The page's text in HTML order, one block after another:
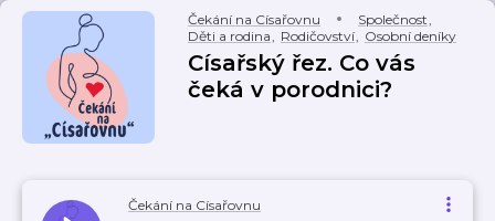
Čekání na Císařovnu Společnost,
Děti a rodina, Rodičovství, Osobní deníky
Císařský řez. Co vás
čeká v porodnici?
Čekání na Císařovnu